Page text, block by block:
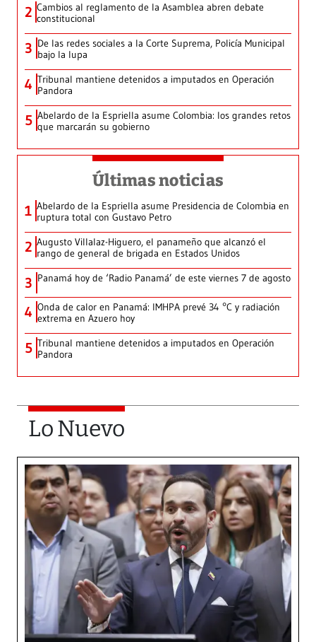
2 Cambios al reglamento de la Asamblea abren debate
constitucional
3 De las redes sociales a la Corte Suprema, Policía Municipal
bajo la lupa
4 Tribunal mantiene detenidos a imputados en Operación
Pandora
5 Abelardo de la Espriella asume Colombia: los grandes retos
que marcarán su gobierno
Últimas noticias
1 Abelardo de la Espriella asume Presidencia de Colombia en
ruptura total con Gustavo Petro
2 Augusto Villalaz-Higuero, el panameño que alcanzó el
rango de general de brigada en Estados Unidos
3 Panamá hoy de ‘Radio Panamá’ de este viernes 7 de agosto
4 Onda de calor en Panamá: IMHPA prevé 34 °C y radiación
extrema en Azuero hoy
5 Tribunal mantiene detenidos a imputados en Operación
Pandora
Lo Nuevo